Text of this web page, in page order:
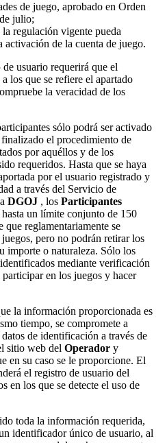
de juego, aprobado en Orden
julio;
regulación vigente pueda
activación de la cuenta de juego.
usuario requerirá que el
los que se refiere el apartado
la veracidad de los
sólo podrá ser activado
el procedimiento de
por aquéllos y de los
requeridos. Hasta que se haya
por el usuario registrado y
a través del Servicio de
DGOJ, los Participantes
un límite conjunto de 150
que reglamentariamente se
pero no podrán retirar los
importe o naturaleza. Sólo los
mediante verificación
en los juegos y hacer
la información proporcionada es
tiempo, se compromete a
de identificación a través de
sitio web del Operadory
en su caso se le proporcione. El
el registro de usuario del
en los que se detecte el uso de
toda la información requerida,
identificador único de usuario, al